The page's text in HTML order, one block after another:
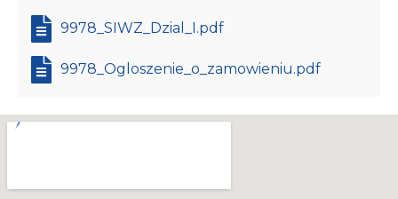
9978_SIWZ_Dzial_I.pdf
9978_Ogloszenie_o_zamowieniu.pdf